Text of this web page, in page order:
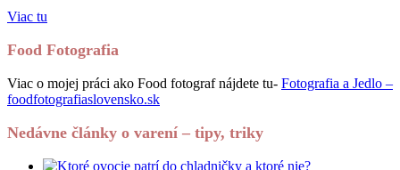
Viac tu
Food Fotografia
Viac o mojej práci ako Food fotograf nájdete tu- Fotografia a Jedlo –
foodfotografiaslovensko.sk
Nedávne články o varení – tipy, triky